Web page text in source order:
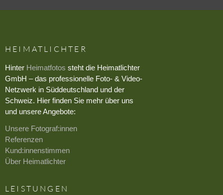
HEIMATLICHTER
Hinter Heimatfotos steht die Heimatlichter
GmbH – das professionelle Foto- & Video-
Netzwerk in Süddeutschland und der
Schweiz. Hier finden Sie mehr über uns
und unsere Angebote:
Unsere Fotograf:innen
Referenzen
Kund:innenstimmen
Über Heimatlichter
LEISTUNGEN